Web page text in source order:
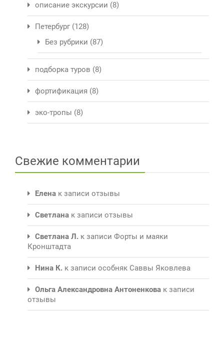
описание экскурсии (8)
Петербург (128)
Без рубрики (87)
подборка туров (8)
фортификация (8)
эко-тропы (8)
Свежие комментарии
Елена к записи отзывы
Светлана к записи отзывы
Светлана Л. к записи Форты и маяки
Кронштадта
Нина К. к записи особняк Саввы Яковлева
Ольга Александровна Антоненкова к записи
отзывы